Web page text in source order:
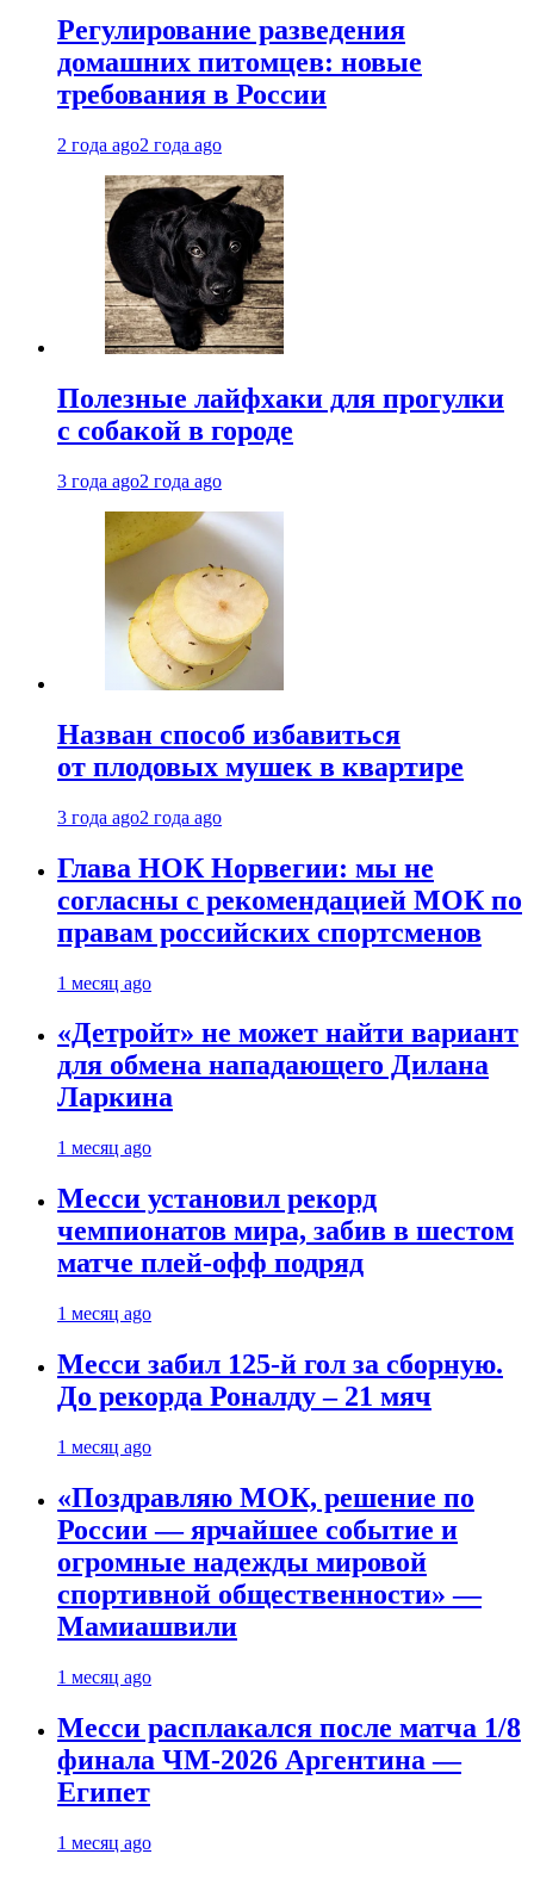
Регулирование разведения
домашних питомцев: новые
требования в России
2 года ago2 года ago
Полезные лайфхаки для прогулки
с собакой в городе
3 года ago2 года ago
Назван способ избавиться
от плодовых мушек в квартире
3 года ago2 года ago
Глава НОК Норвегии: мы не
согласны с рекомендацией МОК по
правам российских спортсменов
1 месяц ago
«Детройт» не может найти вариант
для обмена нападающего Дилана
Ларкина
1 месяц ago
Месси установил рекорд
чемпионатов мира, забив в шестом
матче плей‑офф подряд
1 месяц ago
Месси забил 125-й гол за сборную.
До рекорда Роналду – 21 мяч
1 месяц ago
«Поздравляю МОК, решение по
России — ярчайшее событие и
огромные надежды мировой
спортивной общественности» —
Мамиашвили
1 месяц ago
Месси расплакался после матча 1/8
финала ЧМ-2026 Аргентина —
Египет
1 месяц ago